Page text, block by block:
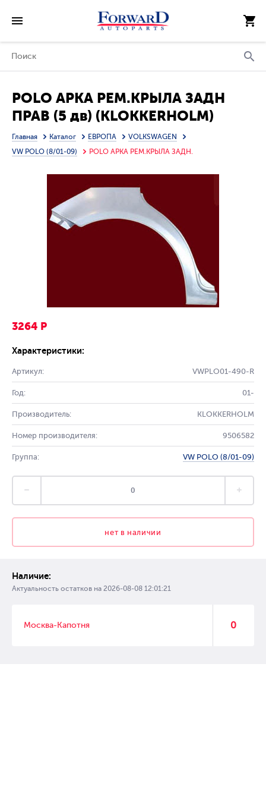
POLO АРКА РЕМ.КРЫЛА ЗАДН
ПРАВ (5 дв) (KLOKKERHOLM)
Главная Каталог ЕВРОПА
VOLKSWAGEN
VW POLO (8/01-09)
POLO АРКА РЕМ.КРЫЛА ЗАДН.
3264 Р
Характеристики:
Артикул: VWPLO01-490-R
Год: 01-
Производитель: KLOKKERHOLM
Номер производителя: 9506582
Группа: VW POLO (8/01-09)
нет в наличии
Наличие:
Актуальность остатков на 2026-08-08 12:01:21
Москва-Капотня 0